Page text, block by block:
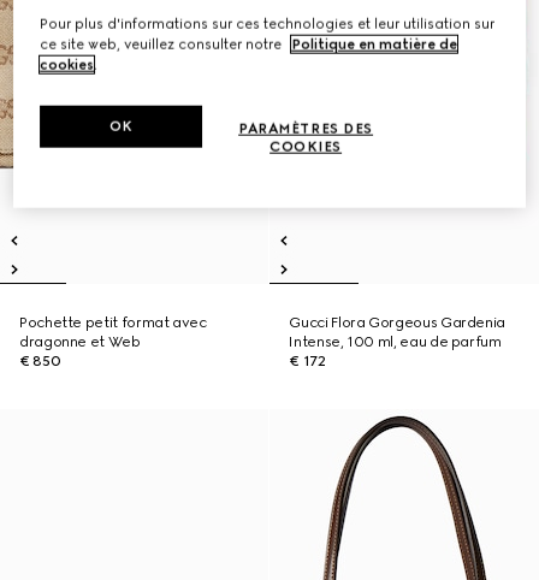
Pochette petit format avec
dragonne et Web
€ 850
Gucci Flora Gorgeous Gardenia
Intense, 100 ml, eau de parfum
€ 172
Pour plus d'informations sur ces technologies et leur utilisation sur
ce site web, veuillez consulter notre
Politique en matière de
cookies.
PARAMÈTRES DES
COOKIES
OK